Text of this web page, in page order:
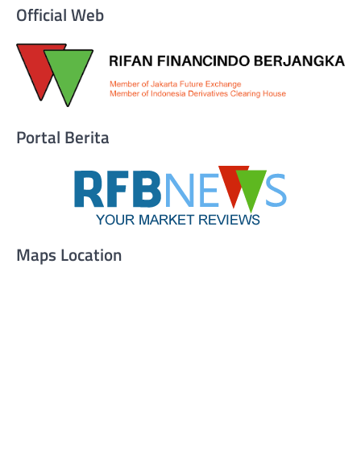
Official Web
Portal Berita
Maps Location